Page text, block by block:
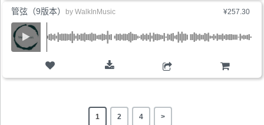
¥257.30
购物车
管弦（9版本） by WalkInMusic
1 2 4 >